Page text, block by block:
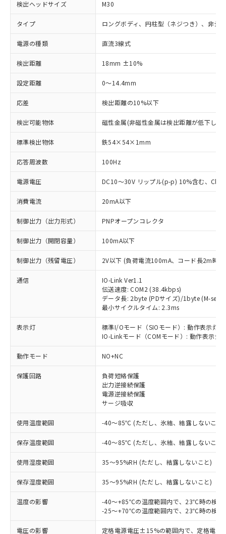
検出ヘッドサイズ M30
タイプ ロングボディ、円柱型（ネジつき）、非シ
電源の種類 直流3線式
検出距離 18mm ±10%
設定距離 0～14.4mm
応差 検出距離の10%以下
検出可能物体 磁性金属(非磁性金属は検出距離が低下しま
標準検出物体 鉄54×54×1mm
応答周波数 100Hz
電源電圧 DC10～30V リップル(p-p) 10%含む、
消費電流 20mA以下
制御出力（出力形式） PNPオープンコレクタ
制御出力（開閉容量） 100mA以下
制御出力（残留電圧） 2V以下 (負荷電流100mA、コード長2m時)
通信
IO-Link Ver1.1
伝送速度: COM2 (38.4kbps)
データ長: 2byte (PDサイズ)/1byte (M-
最小サイクルタイム: 2.3ms
表示灯
標準I/Oモード（SIOモード）: 動作表示灯(
IO-Linkモード（COMモード）: 動作表示
動作モード NO+NC
保護回路
負荷短絡保護
出力逆接続保護
電源逆接続保護
サージ吸収
使用温度範囲 -40～85℃ (ただし、氷結、結露しないこと)
保存温度範囲 -40～85℃ (ただし、氷結、結露しないこと)
使用湿度範囲 35～95%RH (ただし、結露しないこと)
保存湿度範囲 35～95%RH (ただし、結露しないこと)
温度の影響
-40～+85℃の温度範囲内で、23℃時の検
-25～+70℃の温度範囲内で、23℃時の検
電圧の影響 定格電源電圧±15%の範囲内で、定格電
ご利用条件
以下の条件をお読みいただき、同意のうえ
ご利用ください。
本サービスは、当社制御機器事業取扱
商品の当社在庫状況および標準価格
(税抜)を提供させていただくもので
当社制御機器事業取扱商品の中には、
本サービスの対象外となる商品もある
ことをご了承ください。
非含有に対応した製品が提供可能な商品で
対応予定：EU RoHS指令（10物質）の非含
有に対応した製品に切り替える予定のある
対応予定なし：EU RoHS指令（10物質）の
定はありません。
調査・確認中：EU RoHS指令（10物質）の
非含有の対応状況を調査中または確認中の
商品です。
非該当品：ライセンス料など無形物で、有
害物質有無と関係のない商品です。
仕入先様の事情により、非含有部品として
いたものが、含有品と判明した場合などや
むを得ず変更することがあります。
※1 中国RoHS○×表
「○」：最大均質材料含有率が中国RoHSの
基準値以下であることを示します。
「×」：最大均質材料含有率が中国RoHSの
基準値を超えていることを示します。
「－」：未確認です。当社販売部門へお問
当社は、これら貴社製品のうち、外国